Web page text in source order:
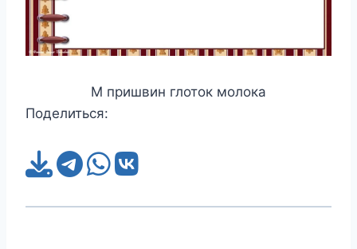
М пришвин глоток молока
Поделиться: